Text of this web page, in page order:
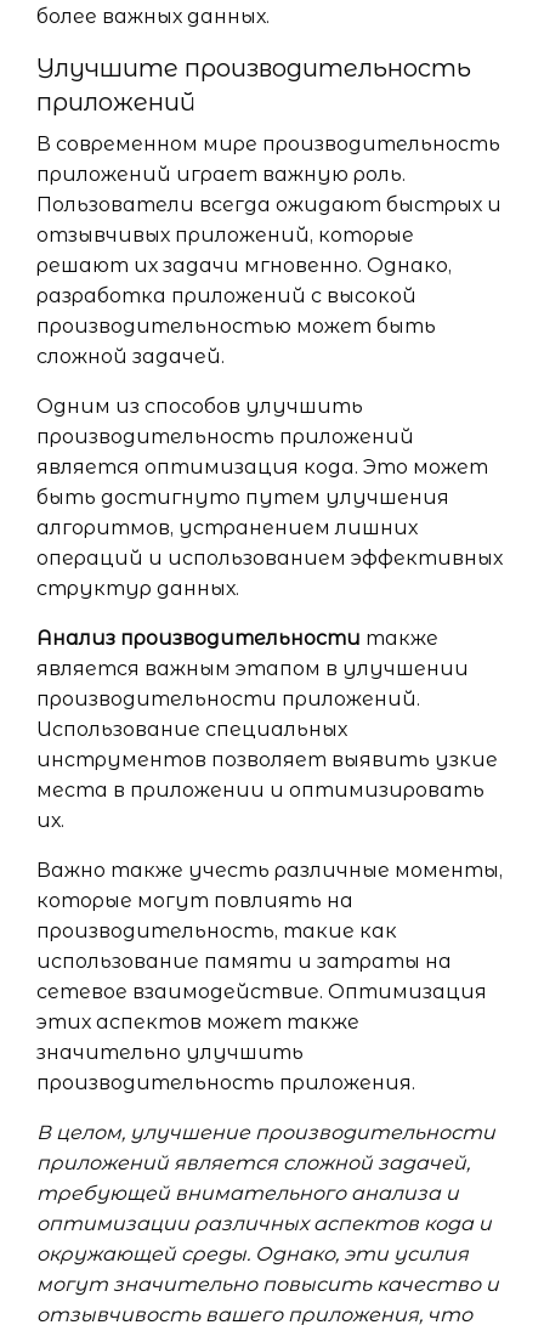
более важных данных.
Улучшите производительность
приложений
В современном мире производительность
приложений играет важную роль.
Пользователи всегда ожидают быстрых и
отзывчивых приложений, которые
решают их задачи мгновенно. Однако,
разработка приложений с высокой
производительностью может быть
сложной задачей.
Одним из способов улучшить
производительность приложений
является оптимизация кода. Это может
быть достигнуто путем улучшения
алгоритмов, устранением лишних
операций и использованием эффективных
структур данных.
Анализ производительности также
является важным этапом в улучшении
производительности приложений.
Использование специальных
инструментов позволяет выявить узкие
места в приложении и оптимизировать
их.
Важно также учесть различные моменты,
которые могут повлиять на
производительность, такие как
использование памяти и затраты на
сетевое взаимодействие. Оптимизация
этих аспектов может также
значительно улучшить
производительность приложения.
В целом, улучшение производительности
приложений является сложной задачей,
требующей внимательного анализа и
оптимизации различных аспектов кода и
окружающей среды. Однако, эти усилия
могут значительно повысить качество и
отзывчивость вашего приложения, что